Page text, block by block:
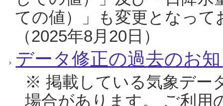
ての値）」も変更となっ
（2025年8月20日）
データ修正の過去のお
※ 掲載している気象デー
場合があります。 ご利用